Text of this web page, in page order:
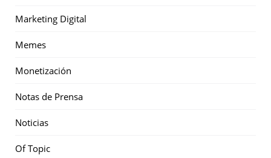
Marketing Digital
Memes
Monetización
Notas de Prensa
Noticias
Of Topic